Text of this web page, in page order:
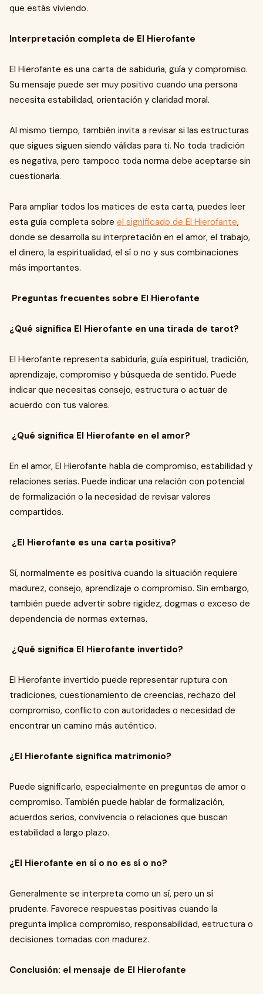
que estás viviendo.
Interpretación completa de El Hierofante
El Hierofante es una carta de sabiduría, guía y compromiso.
Su mensaje puede ser muy positivo cuando una persona
necesita estabilidad, orientación y claridad moral.
Al mismo tiempo, también invita a revisar si las estructuras
que sigues siguen siendo válidas para ti. No toda tradición
es negativa, pero tampoco toda norma debe aceptarse sin
cuestionarla.
Para ampliar todos los matices de esta carta, puedes leer
esta guía completa sobre el significado de El Hierofante,
donde se desarrolla su interpretación en el amor, el trabajo,
el dinero, la espiritualidad, el sí o no y sus combinaciones
más importantes.
Preguntas frecuentes sobre El Hierofante
¿Qué significa El Hierofante en una tirada de tarot?
El Hierofante representa sabiduría, guía espiritual, tradición,
aprendizaje, compromiso y búsqueda de sentido. Puede
indicar que necesitas consejo, estructura o actuar de
acuerdo con tus valores.
¿Qué significa El Hierofante en el amor?
En el amor, El Hierofante habla de compromiso, estabilidad y
relaciones serias. Puede indicar una relación con potencial
de formalización o la necesidad de revisar valores
compartidos.
¿El Hierofante es una carta positiva?
Sí, normalmente es positiva cuando la situación requiere
madurez, consejo, aprendizaje o compromiso. Sin embargo,
también puede advertir sobre rigidez, dogmas o exceso de
dependencia de normas externas.
¿Qué significa El Hierofante invertido?
El Hierofante invertido puede representar ruptura con
tradiciones, cuestionamiento de creencias, rechazo del
compromiso, conflicto con autoridades o necesidad de
encontrar un camino más auténtico.
¿El Hierofante significa matrimonio?
Puede significarlo, especialmente en preguntas de amor o
compromiso. También puede hablar de formalización,
acuerdos serios, convivencia o relaciones que buscan
estabilidad a largo plazo.
¿El Hierofante en sí o no es sí o no?
Generalmente se interpreta como un sí, pero un sí
prudente. Favorece respuestas positivas cuando la
pregunta implica compromiso, responsabilidad, estructura o
decisiones tomadas con madurez.
Conclusión: el mensaje de El Hierofante